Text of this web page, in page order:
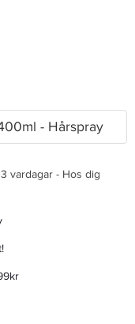
- Hårspray
vardagar - Hos dig